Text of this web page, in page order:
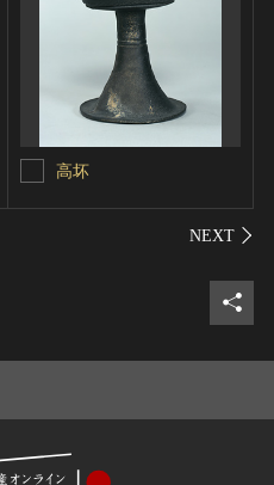
高坏
シェ